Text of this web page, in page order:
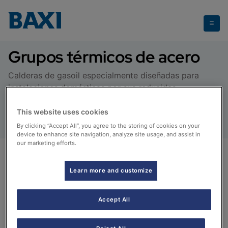
Grupos térmicos de acero
Grupos térmicos de acero
Calderas de gasoil especialmente diseñadas para
instalaciones domésticas por sus reducidas
tipo de versiones y sistema de evacuación de humos
This website uses cookies
By clicking “Accept All”, you agree to the storing of cookies on your
device to enhance site navigation, analyze site usage, and assist in
our marketing efforts.
Learn more and customize
Accept All